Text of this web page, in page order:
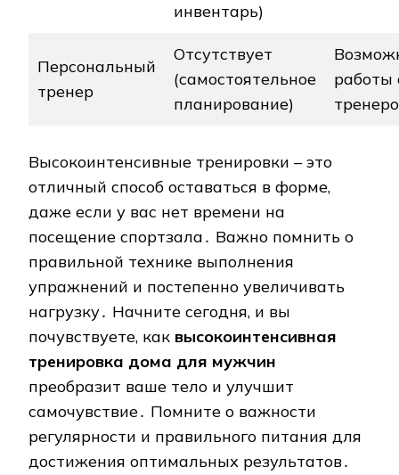
инвентарь)
Персональный
тренер
Отсутствует
(самостоятельное
планирование)
работы
Высокоинтенсивные тренировки – это
отличный способ оставаться в форме,
даже если у вас нет времени на
посещение спортзала․ Важно помнить о
правильной технике выполнения
упражнений и постепенно увеличивать
нагрузку․ Начните сегодня, и вы
почувствуете, как высокоинтенсивная
тренировка дома для мужчин
преобразит ваше тело и улучшит
самочувствие․ Помните о важности
регулярности и правильного питания для
достижения оптимальных результатов․